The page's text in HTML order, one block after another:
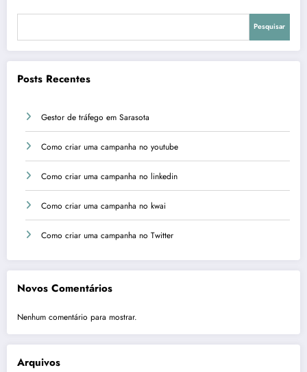
Pesquisar
Posts Recentes
Gestor de tráfego em Sarasota
Como criar uma campanha no youtube
Como criar uma campanha no linkedin
Como criar uma campanha no kwai
Como criar uma campanha no Twitter
Novos Comentários
Nenhum comentário para mostrar.
Arquivos